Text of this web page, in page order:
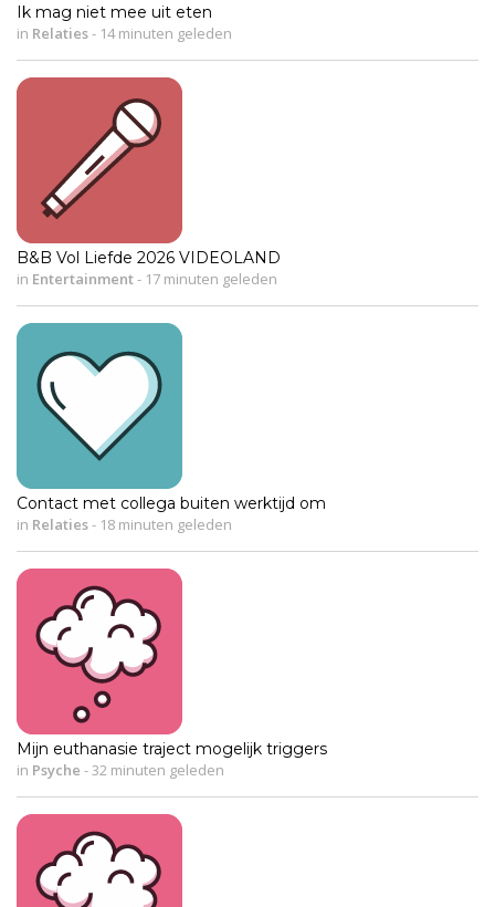
Ik mag niet mee uit eten
in Relaties- 14 minuten geleden
B&B Vol Liefde 2026 VIDEOLAND
in Entertainment- 17 minuten geleden
Contact met collega buiten werktijd om
in Relaties- 18 minuten geleden
Mijn euthanasie traject mogelijk triggers
in Psyche -32 minuten geleden